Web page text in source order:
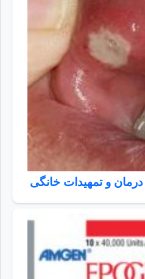
درمان و تمهیدات خانگی